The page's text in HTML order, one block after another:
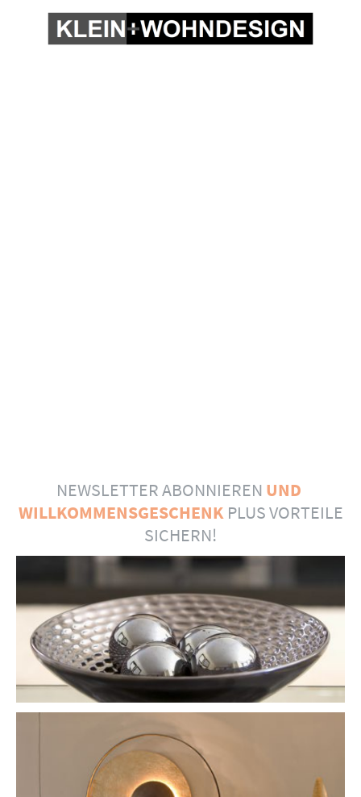
NEWSLETTER ABONNIEREN UND
WILLKOMMENSGESCHENK PLUS VORTEILE
SICHERN!